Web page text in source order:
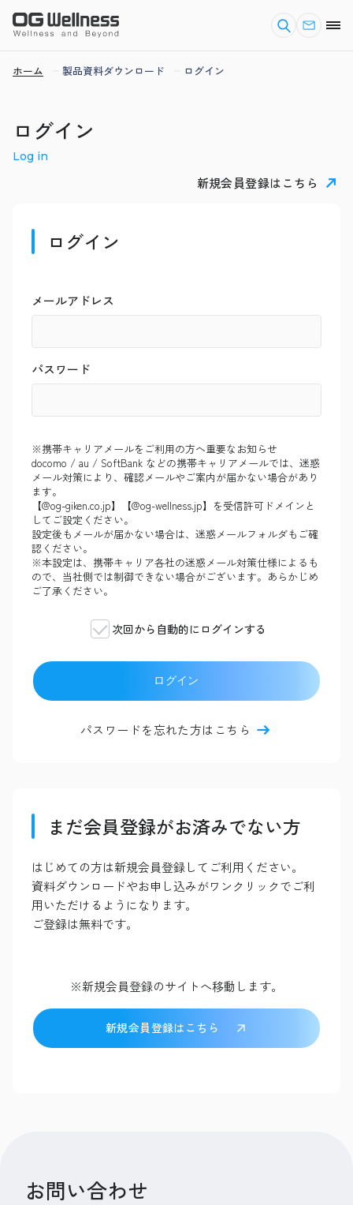
ホーム 製品資料ダウンロード ログイン
ログイン
Log in
新規会員登録はこちら
ログイン
メールアドレス
パスワード
※携帯キャリアメールをご利用の方へ重要なお知らせ
docomo / au / SoftBank などの携帯キャリアメールでは、迷惑
メール対策により、確認メールやご案内が届かない場合があり
ます。
【@og-giken.co.jp】【@og-wellness.jp】を受信許可ドメインと
してご設定ください。
設定後もメールが届かない場合は、迷惑メールフォルダもご確
認ください。
※本設定は、携帯キャリア各社の迷惑メール対策仕様によるも
ので、当社側では制御できない場合がございます。あらかじめ
ご了承ください。
次回から自動的にログインする
ログイン
パスワードを忘れた方はこちら
まだ会員登録がお済みでない方
はじめての方は新規会員登録してご利用ください。
資料ダウンロードやお申し込みがワンクリックでご利
用いただけるようになります。
ご登録は無料です。
※新規会員登録のサイトへ移動します。
新規会員登録はこちら
お問い合わせ